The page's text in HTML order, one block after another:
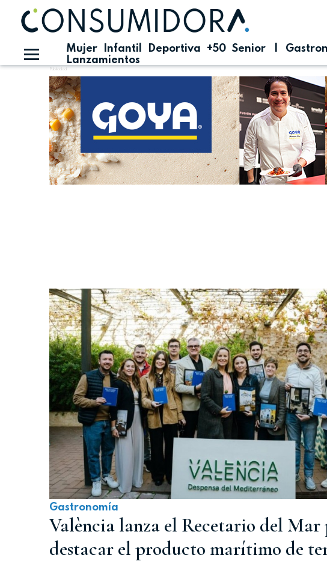
Mujer Infantil Deportiva +50 Senior |
Lanzamientos
Publicidad
Gastronomía
València lanza el Recetario del Mar
destacar el producto marítimo de